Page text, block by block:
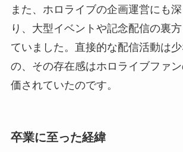
また、ホロライブの企画運営にも
り、大型イベントや記念配信の裏
ていました。直接的な配信活動は
の、その存在感はホロライブファ
価されていたのです。
卒業に至った経緯